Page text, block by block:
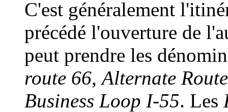
C'est généralement
précédé l'ouverture de
peut prendre les
route 66,Alternate
Business Loop I-55. Les